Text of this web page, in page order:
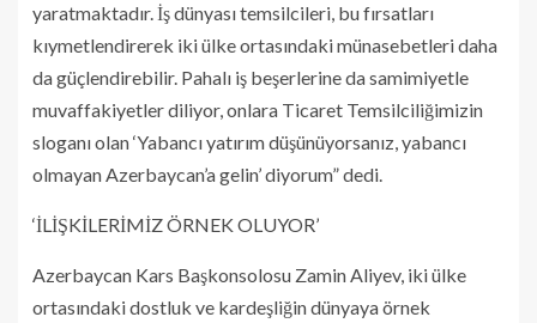
yaratmaktadır. İş dünyası temsilcileri, bu fırsatları
kıymetlendirerek iki ülke ortasındaki münasebetleri daha
da güçlendirebilir. Pahalı iş beşerlerine da samimiyetle
muvaffakiyetler diliyor, onlara Ticaret Temsilciliğimizin
sloganı olan ‘Yabancı yatırım düşünüyorsanız, yabancı
olmayan Azerbaycan’a gelin’ diyorum” dedi.
‘İLİŞKİLERİMİZ ÖRNEK OLUYOR’
Azerbaycan Kars Başkonsolosu Zamin Aliyev, iki ülke
ortasındaki dostluk ve kardeşliğin dünyaya örnek